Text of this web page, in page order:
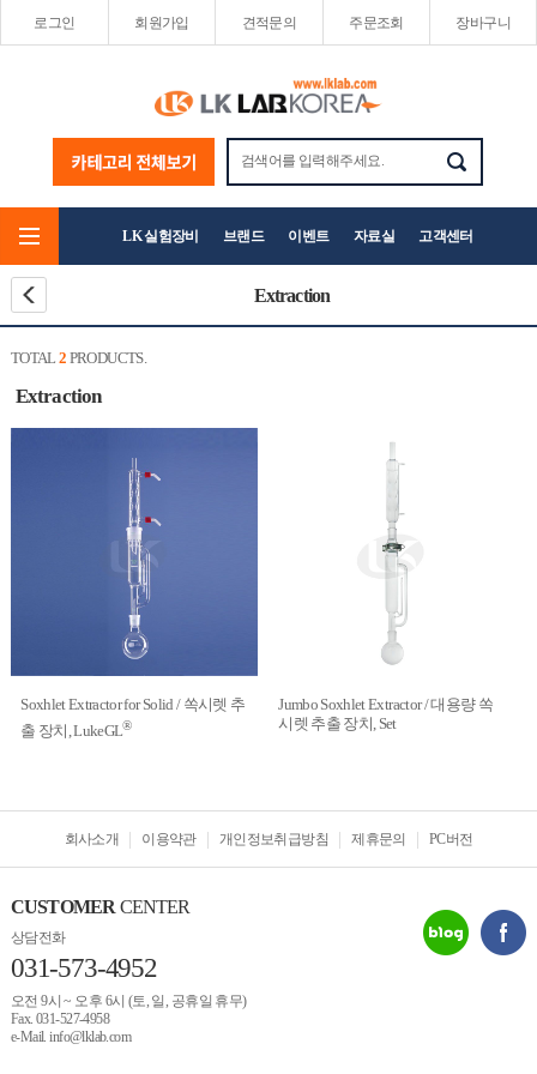
로그인 회원가입 견적문의 주문조회 장바구니
LK 실험장비 브랜드 이벤트 자료실 고객센터
Extraction
TOTAL2 PRODUCTS.
Extraction
Soxhlet Extractor for Solid / 쏙시렛 추
출 장치, LukeGL®
Jumbo Soxhlet Extractor / 대용량 쏙
시렛 추출 장치, Set
회사소개 이용약관 개인정보취급방침 제휴문의 PC버전
CUSTOMERCENTER
상담전화
031-573-4952
오전 9시 ~ 오후 6시 (토, 일, 공휴일 휴무)
Fax. 031-527-4958
e-Mail. info@lklab.com